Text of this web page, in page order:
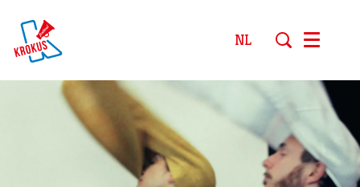
NL Menu